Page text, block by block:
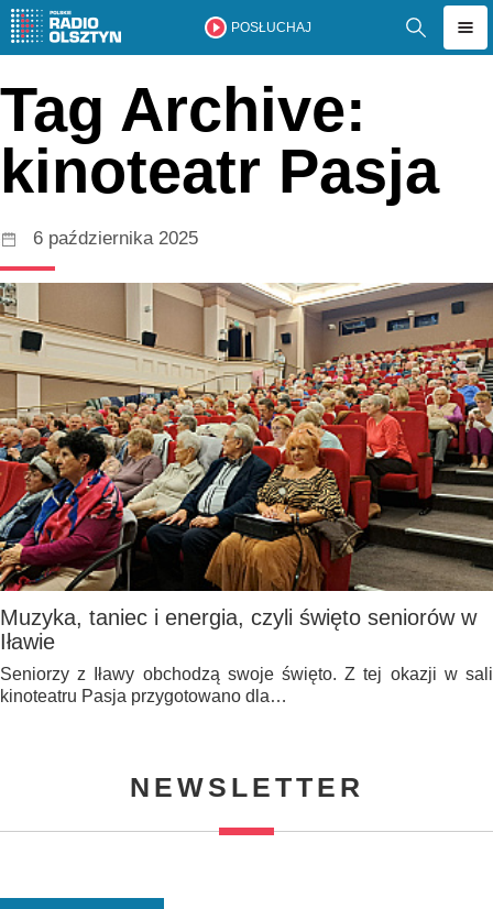
POSŁUCHAJ
Tag Archive:
kinoteatr Pasja
6 października 2025
Muzyka, taniec i energia, czyli święto seniorów w
Iławie
Seniorzy z Iławy obchodzą swoje święto. Z tej okazji w sali
kinoteatru Pasja przygotowano dla…
NEWSLETTER